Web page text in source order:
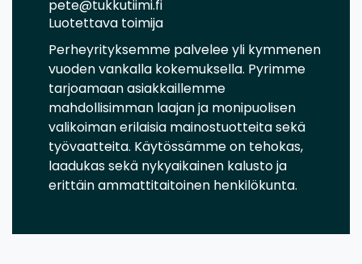
pete@tukkutiimi.fi
Luotettava toimija
Perheyrityksemme palvelee yli kymmenen
vuoden vankalla kokemuksella. Pyrimme
tarjoamaan asiakkaillemme
mahdollisimman laajan ja monipuolisen
valikoiman erilaisia mainostuotteita sekä
työvaatteita. Käytössämme on tehokas,
laadukas sekä nykyaikainen kalusto ja
erittäin ammattitaitoinen henkilökunta.